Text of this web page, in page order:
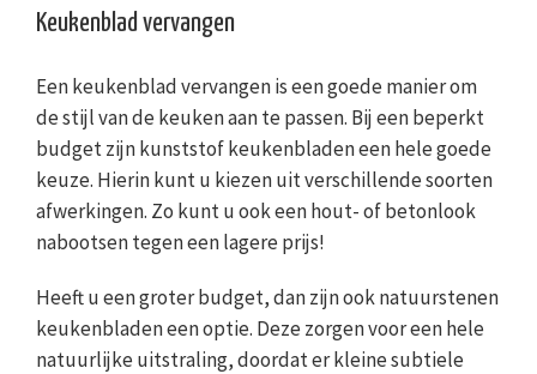
Keukenblad vervangen
Een keukenblad vervangen is een goede manier om
de stijl van de keuken aan te passen. Bij een beperkt
budget zijn kunststof keukenbladen een hele goede
keuze. Hierin kunt u kiezen uit verschillende soorten
afwerkingen. Zo kunt u ook een hout- of betonlook
nabootsen tegen een lagere prijs!
Heeft u een groter budget, dan zijn ook natuurstenen
keukenbladen een optie. Deze zorgen voor een hele
natuurlijke uitstraling, doordat er kleine subtiele